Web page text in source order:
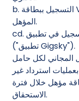
b. التسجيل ببطاقة Visa المؤهلة ومعلومات حامل البطاقة
المؤهل.
cd. قم بإنهاء التسجيل في تطبيق Gigsky للهاتف المحمول
("تطبيق Gigsky").
المجاني لكل حامل
استرداد غير
مؤهل خلال فترة
الاستحقاق.